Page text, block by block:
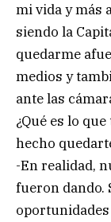
mi vida y más
siendo la
quedarme
medios y
ante las
¿Qué es lo
hecho
-En realidad,
fueron dando.
oportunidades